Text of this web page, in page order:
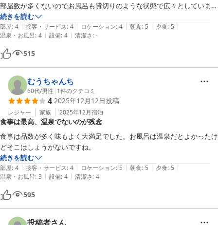
部屋数が多くないのでお風呂も貸切りのような状態で広々としていま
す。
ただ夏場はどうしても露天風呂に虫がいるのはしかたない。
ちょっと建物が古いかもしれないけど、スタッフさんが親切で良いホテ
ルでした。
続きを読む
部屋: 4 | 接客・サービス: 4 | ロケーション: 4 | 朝食: 5 | 夕食: 5 |
温泉・お風呂: 4 | 設備: 4 | 清潔さ: -
515
むうちゃんち
60代/男性 | 1件のクチコミ
4 2025年12月12日投稿
レジャー 家族 2025年12月宿泊
食事は最高、温泉でないのが残念
食事は品数が多く味もよく大満足でした。お風呂は温泉だとよかったけ
どそこはしょうがないですね。
続きを読む
部屋: 4 | 接客・サービス: 4 | ロケーション: 5 | 朝食: 5 | 夕食: 5 |
温泉・お風呂: 3 | 設備: 4 | 清潔さ: 4
595
投稿者さん